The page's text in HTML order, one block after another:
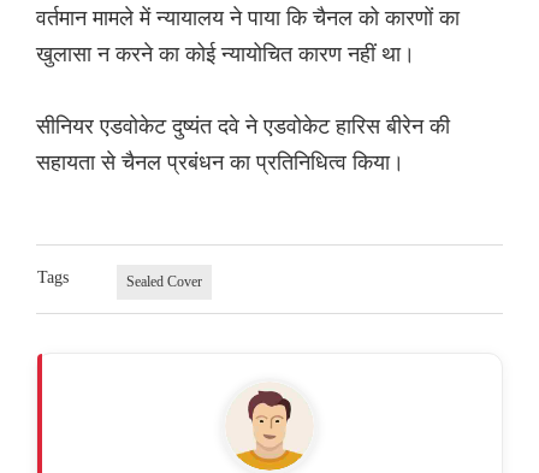
वर्तमान मामले में न्यायालय ने पाया कि चैनल को कारणों का
खुलासा न करने का कोई न्यायोचित कारण नहीं था।
सीनियर एडवोकेट दुष्यंत दवे ने एडवोकेट हारिस बीरेन की
सहायता से चैनल प्रबंधन का प्रतिनिधित्व किया।
Tags Sealed Cover